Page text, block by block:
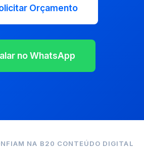
Orçamento
no WhatsApp
NA B20 CONTEÚDO DIGITAL